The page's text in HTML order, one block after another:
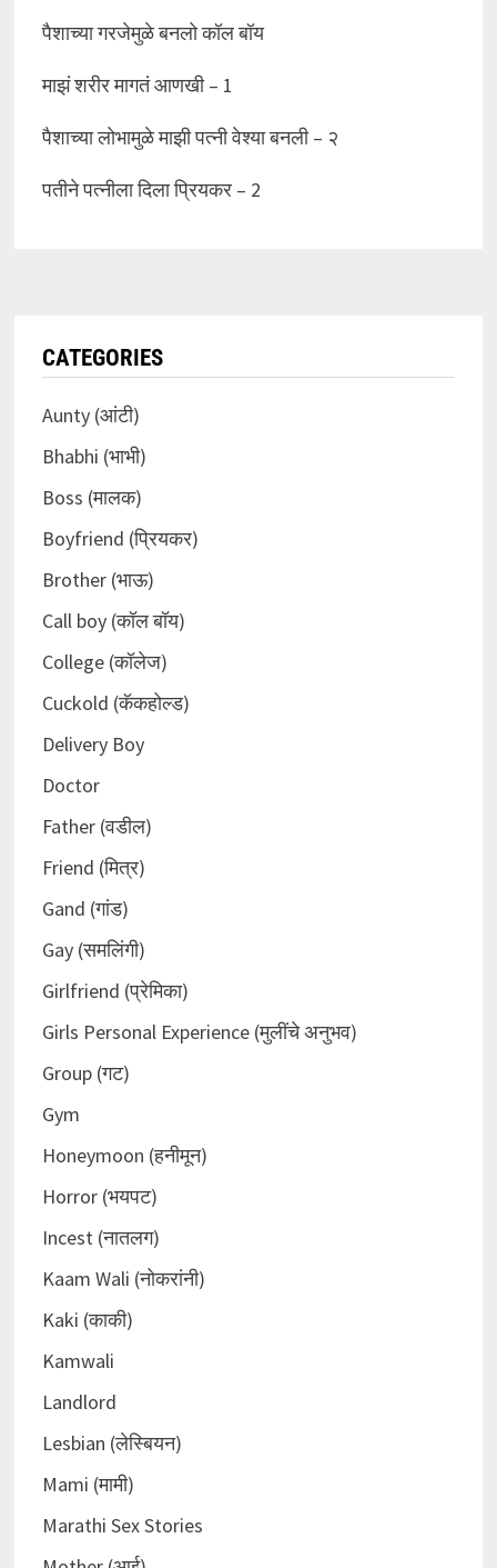
पैशाच्या गरजेमुळे बनलो कॉल बॉय
माझं शरीर मागतं आणखी – 1
पैशाच्या लोभामुळे माझी पत्नी वेश्या बनली – २
पतीने पत्नीला दिला प्रियकर – 2
CATEGORIES
Aunty (आंटी)
Bhabhi (भाभी)
Boss (मालक)
Boyfriend (प्रियकर)
Brother (भाऊ)
Call boy (कॉल बॉय)
College (कॉलेज)
Cuckold (कॅकहोल्ड)
Delivery Boy
Doctor
Father (वडील)
Friend (मित्र)
Gand (गांड)
Gay (समलिंगी)
Girlfriend (प्रेमिका)
Girls Personal Experience (मुलींचे अनुभव)
Group (गट)
Gym
Honeymoon (हनीमून)
Horror (भयपट)
Incest (नातलग)
Kaam Wali (नोकरांनी)
Kaki (काकी)
Kamwali
Landlord
Lesbian (लेस्बियन)
Mami (मामी)
Marathi Sex Stories